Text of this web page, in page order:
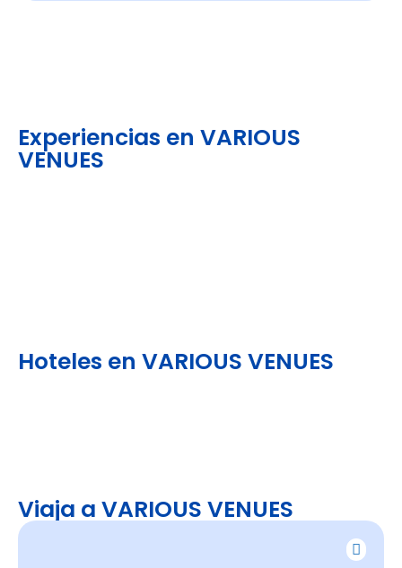
Experiencias en VARIOUS
VENUES
Hoteles en VARIOUS VENUES
Viaja a VARIOUS VENUES